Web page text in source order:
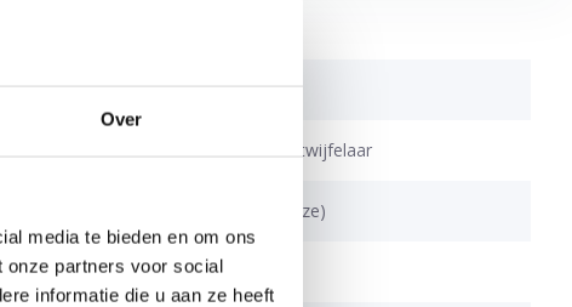
Over
media te bieden en om ons
onze partners voor social
informatie die u aan ze heeft
Elektrisch
1-persoons, 2-persoons, twijfelaar
85 t/m 120 kg (a.v. de keuze)
Pocketvering